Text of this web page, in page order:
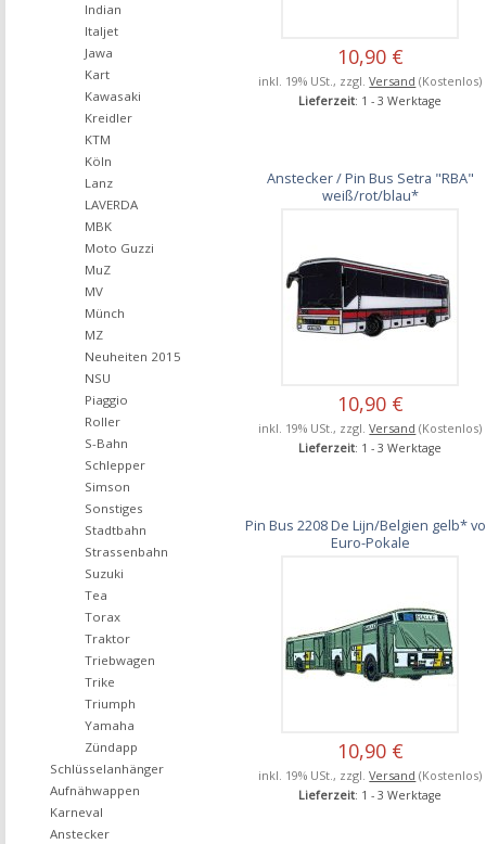
10,90 €
inkl. 19% USt., zzgl.Versand (Kostenlos)
Lieferzeit: 1 - 3 Werktage
Anstecker / Pin Bus Setra "RBA"
weiß/rot/blau*
10,90 €
inkl. 19% USt., zzgl.Versand (Kostenlos)
Lieferzeit: 1 - 3 Werktage
Pin Bus 2208 De Lijn/Belgien gelb*
Euro-Pokale
10,90 €
inkl. 19% USt., zzgl.Versand (Kostenlos)
Lieferzeit: 1 - 3 Werktage
Indian
Italjet
Jawa
Kart
Kawasaki
Kreidler
KTM
Köln
Lanz
LAVERDA
MBK
Moto Guzzi
MuZ
MV
Münch
MZ
Neuheiten 2015
NSU
Piaggio
Roller
S-Bahn
Schlepper
Simson
Sonstiges
Stadtbahn
Strassenbahn
Suzuki
Tea
Torax
Traktor
Triebwagen
Trike
Triumph
Yamaha
Zündapp
Schlüsselanhänger
Aufnähwappen
Karneval
Anstecker